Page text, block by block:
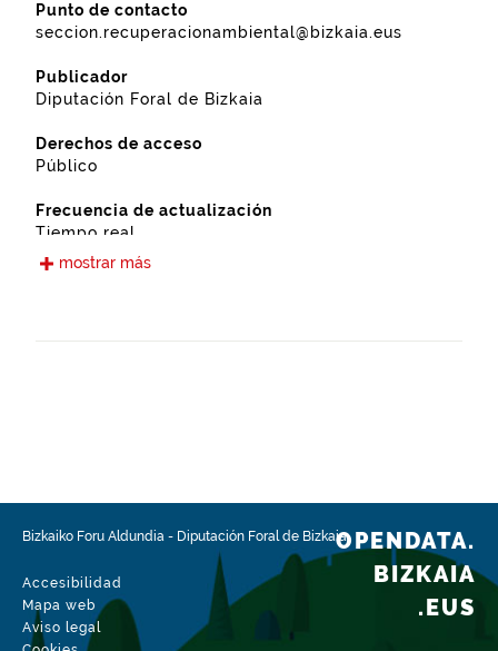
Punto de contacto
seccion.recuperacionambiental@bizkaia.eus
Publicador
Diputación Foral de Bizkaia
Derechos de acceso
Público
Frecuencia de actualización
Tiempo real
Tipo
Medio natural
Fecha de modificación del conjunto de datos
07-07-2026
mostrar más
Bizkaiko Foru Aldundia - Diputación Foral de Bizkaia
Accesibilidad
Mapa web
Aviso legal
OPENDATA.
BIZKAIA
.EUS